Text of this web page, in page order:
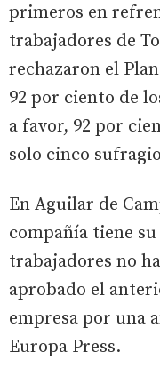
primeros en
trabajadores de
rechazaron el
92 por ciento de
a favor, 92 por
solo cinco
En Aguilar de
compañía tiene
trabajadores no
aprobado el
empresa por una
Europa Press.